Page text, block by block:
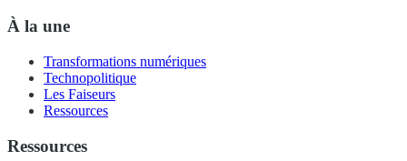
À la une
Transformations numériques
Technopolitique
Les Faiseurs
Ressources
Ressources